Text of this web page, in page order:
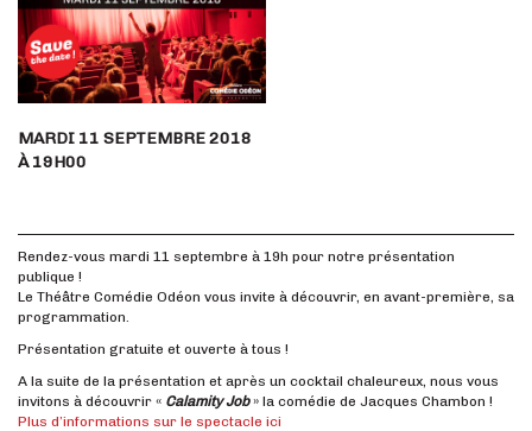
MARDI 11 SEPTEMBRE 2018
À 19H00
Rendez-vous mardi 11 septembre à 19h pour notre présentation
publique !
Le Théâtre Comédie Odéon vous invite à découvrir, en avant-première, sa
programmation.
Présentation gratuite et ouverte à tous !
A la suite de la présentation et après un cocktail chaleureux, nous vous
invitons à découvrir « Calamity Job» la comédie de Jacques Chambon !
Plus d’informations sur le spectacle ici